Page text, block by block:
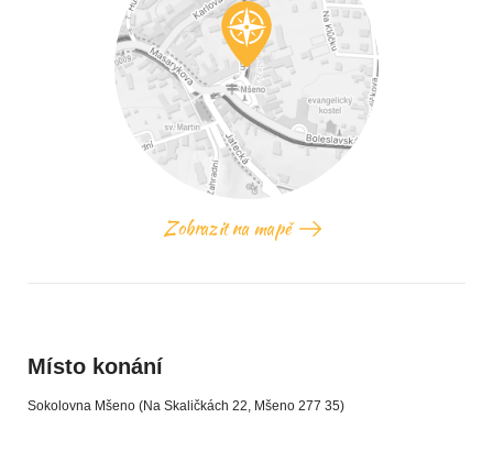
Zobrazit na mapě
Místo konání
Sokolovna Mšeno (Na Skaličkách 22, Mšeno 277 35)